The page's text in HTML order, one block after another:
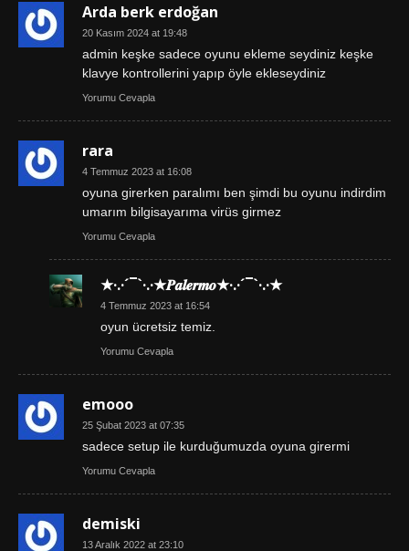
Arda berk erdoğan
20 Kasım 2024 at 19:48
admin keşke sadece oyunu ekleme seydiniz keşke
klavye kontrollerini yapıp öyle ekleseydiniz
Yorumu Cevapla
rara
4 Temmuz 2023 at 16:08
oyuna girerken paralımı ben şimdi bu oyunu indirdim
umarım bilgisayarıma virüs girmez
Yorumu Cevapla
★·.·´¯`·.·★𝑷𝒂𝒍𝒆𝒓𝒎𝒐★·.·´¯`·.·★
4 Temmuz 2023 at 16:54
oyun ücretsiz temiz.
Yorumu Cevapla
emooo
25 Şubat 2023 at 07:35
sadece setup ile kurduğumuzda oyuna girermi
Yorumu Cevapla
demiski
13 Aralık 2022 at 23:10